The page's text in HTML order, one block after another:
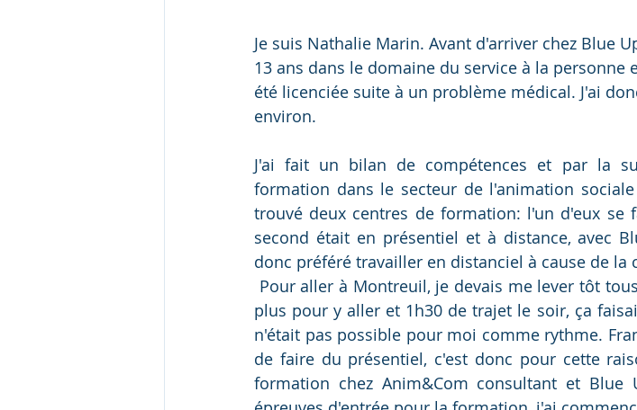
Je suis Nathalie Marin. Avant d'arriver chez Blue
13 ans dans le domaine du service à la personne
été licenciée suite à un problème médical. J'ai
environ.
J'ai fait un bilan de compétences et par la
formation dans le secteur de l'animation
trouvé deux centres de formation: l'un d'eux
second était en présentiel et à distance, avec
donc préféré travailler en distanciel à cause de la
plus pour y aller et 1h30 de trajet le soir, ça
n'était pas possible pour moi comme rythme.
de faire du présentiel, c'est donc pour cette
formation chez Anim&Com consultant et